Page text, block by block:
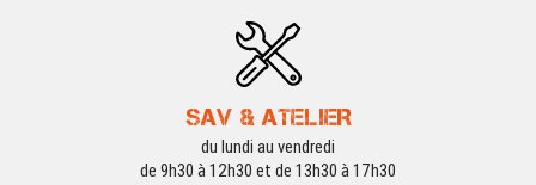
SAV & ATELIER
du lundi au vendredi
de 9h30 à 12h30 et de 13h30 à 17h30